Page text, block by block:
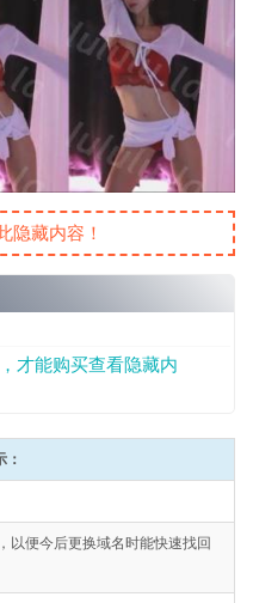
隐藏内容！
才能购买查看隐藏内
：
以便今后更换域名时能快速找回